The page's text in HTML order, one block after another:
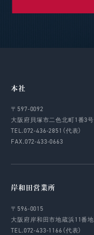
本社
〒597-0092
大阪府貝塚市二色北町1番3号
TEL.072-436-2851（代表）
FAX.072-433-0663
岸和田営業所
〒596-0015
大阪府岸和田市地蔵浜11番地
TEL.072-433-1166（代表）